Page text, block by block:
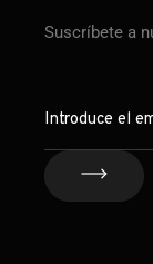
Suscríbete a